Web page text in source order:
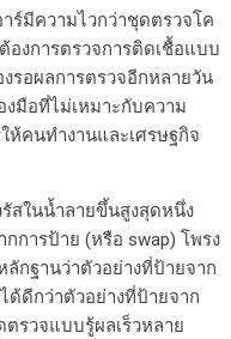
ร์มีความไวกว่าชุดตรวจโค
งการตรวจการติดเชื้อแบบ
รอผลการตรวจอีกหลายวัน
งมือที่ไม่เหมาะกับความ
ห้คนทำงานและเศรษฐกิจ
สในน้ำลายขึ้นสูงสุดหนึ่ง
การป้าย (หรือ swap) โพรง
กฐานว่าตัวอย่างที่ป้ายจาก
ด้ดีกว่าตัวอย่างที่ป้ายจาก
รวจแบบรู้ผลเร็วหลาย